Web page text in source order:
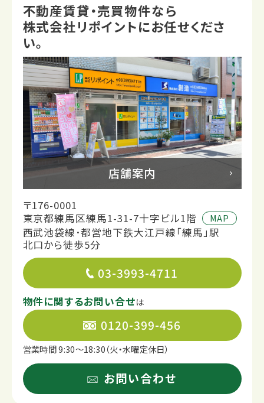
不動産賃貸・売買物件なら
株式会社リポイントにお任せくださ
い。
店舗案内
〒176-0001
東京都練馬区練馬1-31-7十字ビル1階
MAP
西武池袋線･都営地下鉄大江戸線「練馬」駅
北口から徒歩5分
03-3993-4711
物件に関するお問い合せは
0120-399-456
営業時間 9:30～18:30（火・水曜定休日）
お問い合わせ